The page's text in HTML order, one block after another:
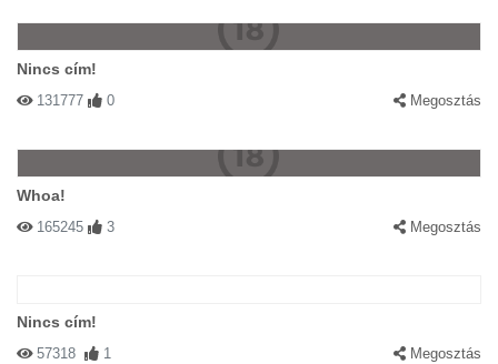
Nincs cím!
131777 0 Megosztás
Whoa!
165245 3 Megosztás
Nincs cím!
57318 1 Megosztás